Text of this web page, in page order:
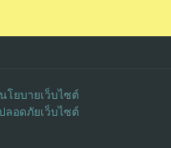
นโยบายเว็บไซต์
ลอดภัยเว็บไซต์